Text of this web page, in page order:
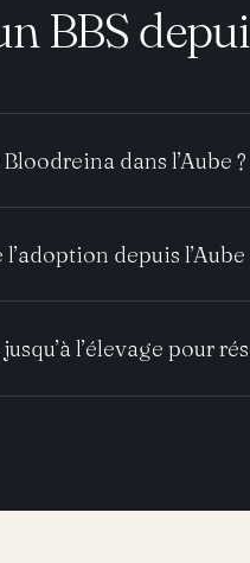
BBS
dans l’Aube ?
depuis l’Aube
l’élevage pour